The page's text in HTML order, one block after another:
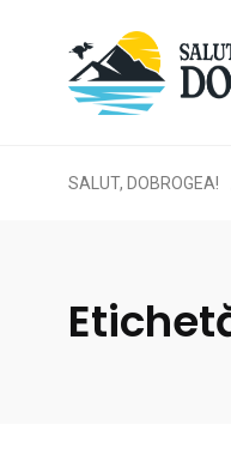
SALUT, DOBROGEA!